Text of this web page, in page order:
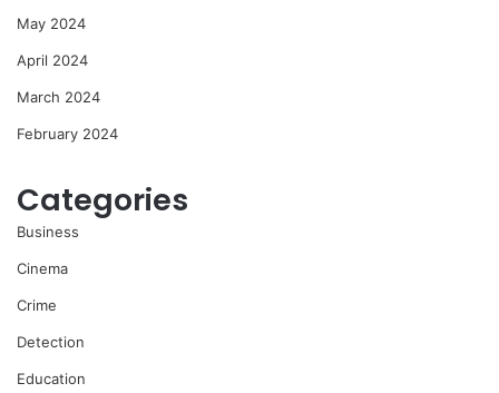
May 2024
April 2024
March 2024
February 2024
Categories
Business
Cinema
Crime
Detection
Education